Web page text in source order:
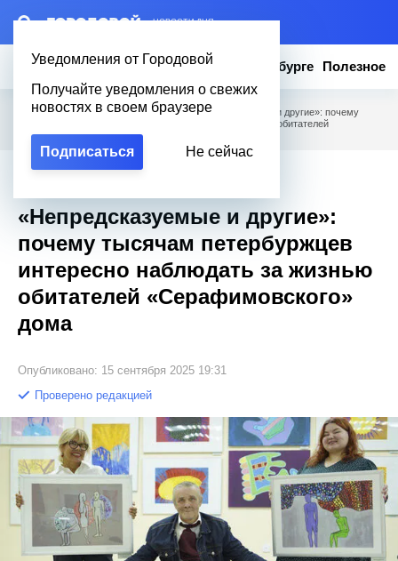
– НОВОСТИ ДНЯ
Уведомления от Городовой
Получайте уведомления о свежих
новостях в своем браузере
Подписаться Не сейчас
Новости Эксклюзив Вопросы о Петербурге Полезное
Городовой Новости Петербурга / «Непредсказуемые и другие»: почему
тысячам петербуржцев интересно наблюдать за жизнью обитателей
«Серафимовского» дома
«Непредсказуемые и другие»:
почему тысячам петербуржцев
интересно наблюдать за жизнью
обитателей «Серафимовского»
дома
Опубликовано: 15 сентября 2025 19:31
Проверено редакцией